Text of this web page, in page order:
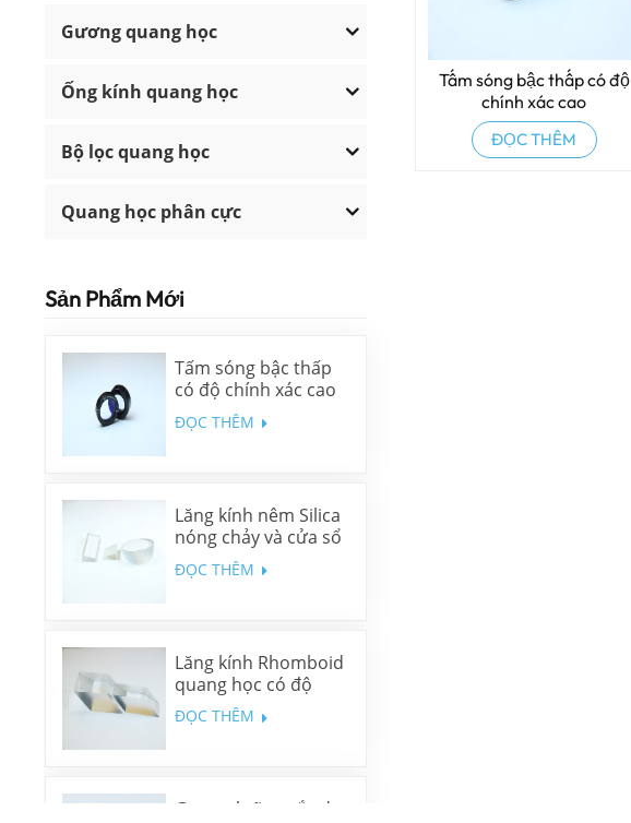
Gương quang học
Ống kính quang học
Bộ lọc quang học
Quang học phân cực
Sản Phẩm Mới
Tấm sóng bậc thấp
có độ chính xác cao
ĐỌC THÊM
Lăng kính nêm Silica
nóng chảy và cửa sổ
nêm N-BK7
ĐỌC THÊM
Lăng kính Rhomboid
quang học có độ
chính xác cao
ĐỌC THÊM
Gương lưỡng sắc đa
Tấm sóng bậc thấp có độ
chính xác cao
ĐỌC THÊM